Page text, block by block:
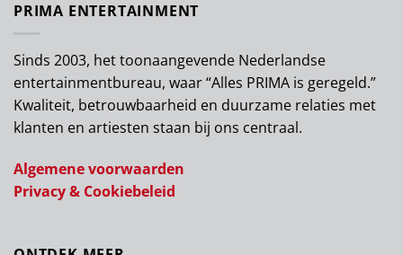
PRIMA ENTERTAINMENT
Sinds 2003, het toonaangevende Nederlandse
entertainmentbureau, waar “Alles PRIMA is geregeld.”
Kwaliteit, betrouwbaarheid en duurzame relaties met
klanten en artiesten staan bij ons centraal.
Algemene voorwaarden
Privacy & Cookiebeleid